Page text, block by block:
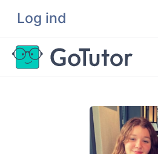
Log ind
Søg
Lektiehjælp
Eksamenshjælp
Hjælp til ordblinde